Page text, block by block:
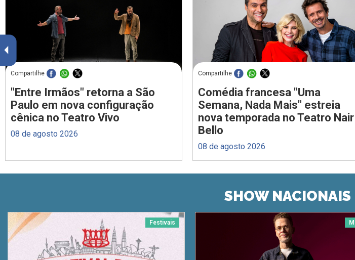
Compartilhe
"Entre Irmãos" retorna a São
Paulo em nova configuração
cênica no Teatro Vivo
08 de agosto 2026
Compartilhe
Comédia francesa "Uma
Semana, Nada Mais" estreia
nova temporada no Teatro Nair
Bello
08 de agosto 2026
SHOW NACIONAIS
Festivais